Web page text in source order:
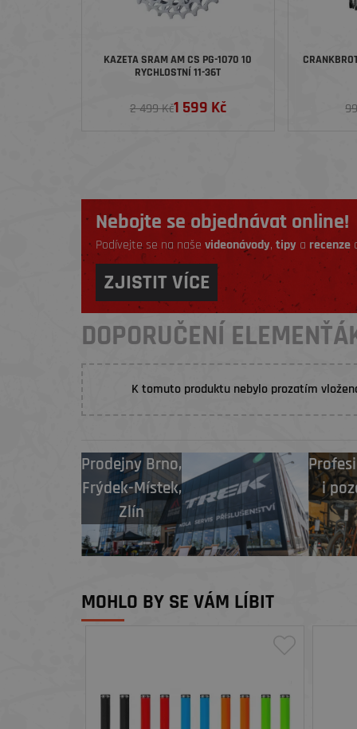
KAZETA SRAM AM CS PG-1070 10
RYCHLOSTNÍ 11-36T
2 499 Kč1 599 Kč
Nebojte se objednávat online!
Podívejte se na naše videonávody, tipy a recenze
ZJISTIT VÍCE
DOPORUČENÍ
K tomuto produktu nebylo prozatím
ProdejnyBrno,
Frýdek-Místek,
Zlín
i
MOHLO BY SE VÁM LÍBIT